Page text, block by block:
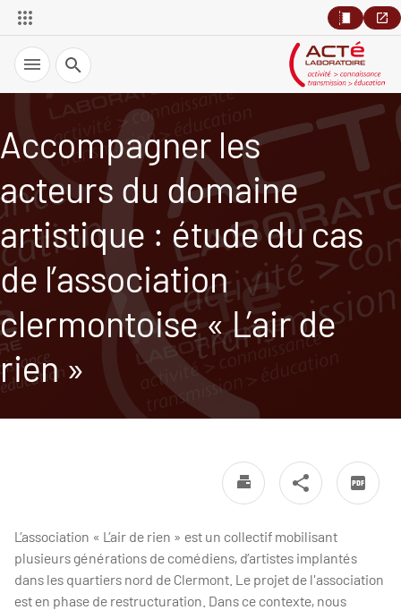
Recherche
Accompagner les
acteurs du domaine
artistique : étude du cas
de l’association
clermontoise « L’air de
rien »
L’association « L’air de rien » est un collectif mobilisant
plusieurs générations de comédiens, d’artistes implantés
dans les quartiers nord de Clermont. Le projet de l'association
est en phase de restructuration. Dans ce contexte, nous